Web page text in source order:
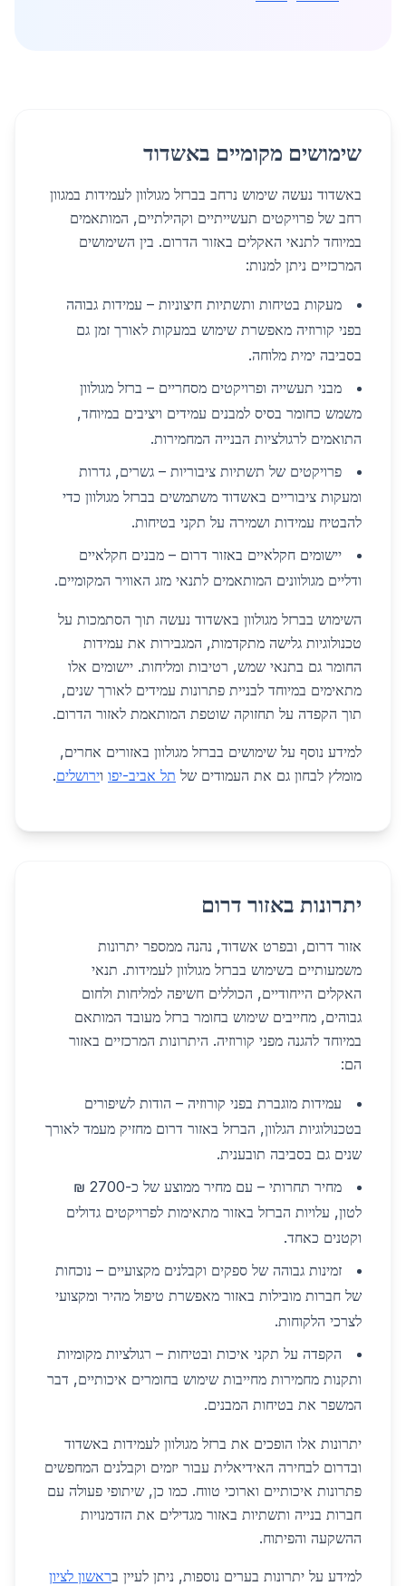
שימושים מקומיים באשדוד
באשדוד נעשה שימוש נרחב בברזל מגולוון לעמידות במגוון
רחב של פרויקטים תעשייתיים וקהילתיים, המותאמים
במיוחד לתנאי האקלים באזור הדרום. בין השימושים
המרכזיים ניתן למנות:
מעקות בטיחות ותשתיות חיצוניות – עמידות גבוהה
בפני קורוזיה מאפשרת שימוש במעקות לאורך זמן גם
בסביבה ימית מלוחה.
מבני תעשייה ופרויקטים מסחריים – ברזל מגולוון
משמש כחומר בסיס למבנים עמידים ויציבים במיוחד,
התואמים לרגולציות הבנייה המחמירות.
פרויקטים של תשתיות ציבוריות – גשרים, גדרות
ומעקות ציבוריים באשדוד משתמשים בברזל מגולוון כדי
להבטיח עמידות ושמירה על תקני בטיחות.
יישומים חקלאיים באזור דרום – מבנים חקלאיים
ודליים מגולוונים המותאמים לתנאי מזג האוויר המקומיים.
השימוש בברזל מגולוון באשדוד נעשה תוך הסתמכות על
טכנולוגיות גלישה מתקדמות, המגבירות את עמידות
החומר גם בתנאי שמש, רטיבות ומליחות. יישומים אלו
מתאימים במיוחד לבניית פתרונות עמידים לאורך שנים,
תוך הקפדה על תחזוקה שוטפת המותאמת לאזור הדרום.
למידע נוסף על שימושים בברזל מגולוון באזורים אחרים,
מומלץ לבחון גם את העמודים של תל אביב-יפו וירושלים.
יתרונות באזור דרום
אזור דרום, ובפרט אשדוד, נהנה ממספר יתרונות
משמעותיים בשימוש בברזל מגולוון לעמידות. תנאי
האקלים הייחודיים, הכוללים חשיפה למליחות ולחום
גבוהים, מחייבים שימוש בחומר ברזל מעובד המותאם
במיוחד להגנה מפני קורוזיה. היתרונות המרכזיים באזור
הם:
עמידות מוגברת בפני קורוזיה – הודות לשיפורים
בטכנולוגיות הגלוון, הברזל באזור דרום מחזיק מעמד לאורך
שנים גם בסביבה תובענית.
מחיר תחרותי – עם מחיר ממוצע של כ-2700 ₪
לטון, עלויות הברזל באזור מתאימות לפרויקטים גדולים
וקטנים כאחד.
זמינות גבוהה של ספקים וקבלנים מקצועיים – נוכחות
של חברות מובילות באזור מאפשרת טיפול מהיר ומקצועי
לצרכי הלקוחות.
הקפדה על תקני איכות ובטיחות – רגולציות מקומיות
ותקנות מחמירות מחייבות שימוש בחומרים איכותיים, דבר
המשפר את בטיחות המבנים.
יתרונות אלו הופכים את ברזל מגולוון לעמידות באשדוד
ובדרום לבחירה האידיאלית עבור יזמים וקבלנים המחפשים
פתרונות איכותיים וארוכי טווח. כמו כן, שיתופי פעולה עם
חברות בנייה ותשתיות באזור מגדילים את הזדמנויות
ההשקעה והפיתוח.
למידע על יתרונות בערים נוספות, ניתן לעיין בראשון לציון